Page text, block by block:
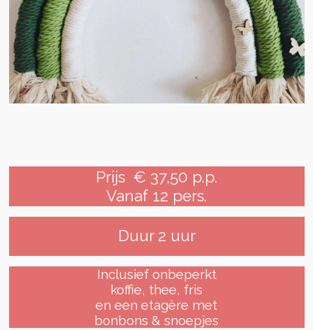
Prijs € 37,50 p.p.
Vanaf 12 pers.
Duur 2 uur
Inclusief onbeperkt
koffie, thee, fris
en een etagère met
bonbons & snoepjes